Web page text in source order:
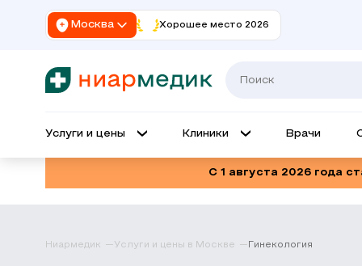
Москва Хорошее место 2026
Услуги и цены Клиники Врачи
С 1 августа 2026 года
Ниармедик Услуги и цены в Москве Гинекология